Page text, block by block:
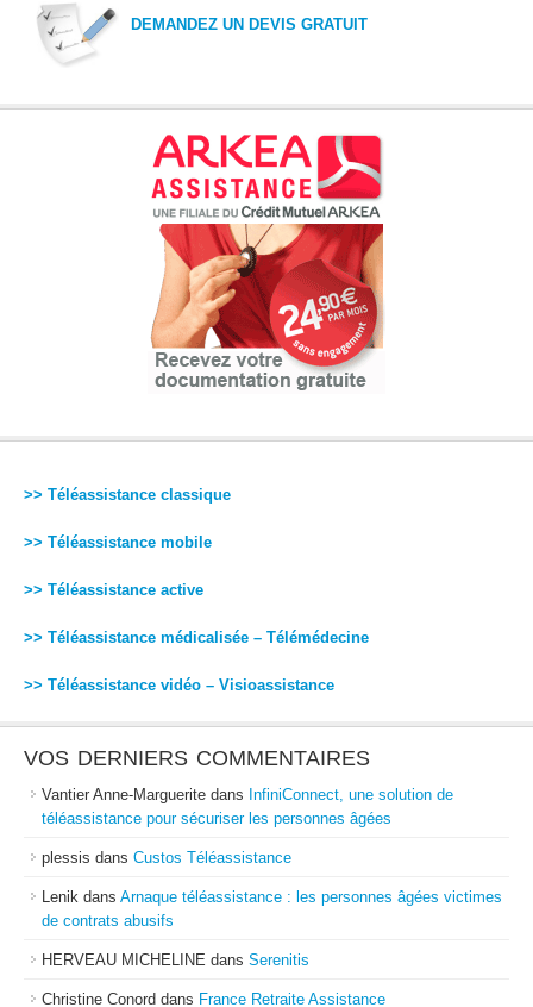
DEMANDEZ UN DEVIS GRATUIT
>> Téléassistance classique
>> Téléassistance mobile
>> Téléassistance active
>> Téléassistance médicalisée – Télémédecine
>> Téléassistance vidéo – Visioassistance
VOS DERNIERS COMMENTAIRES
Vantier Anne-Marguerite dans InfiniConnect, une solution de
téléassistance pour sécuriser les personnes âgées
plessis dans Custos Téléassistance
Lenik dans Arnaque téléassistance : les personnes âgées victimes
de contrats abusifs
HERVEAU MICHELINE dans Serenitis
Christine Conord dans France Retraite Assistance